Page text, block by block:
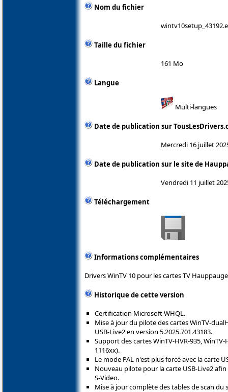
Nom du fichier
Taille du fichier
161 Mo
Langue
Multi-langues
Date de publication sur
Mercredi 16 juillet
Date de publication sur le site de
Vendredi 11 juillet
Téléchargement
Informations complémentaires
Drivers WinTV 10 pour les cartes TV
Historique de cette version
Certification Microsoft WHQL.
Mise à jour du pilote des cartes WinTV-
USB-Live2 en version 5.2025.701.43183.
Support des cartes WinTV-HVR-935, WinTV-
1116xx).
Le mode PAL n'est plus forcé avec la carte
Nouveau pilote pour la carte USB-Live2
S-Video.
Mise à jour complète des tables de scan du